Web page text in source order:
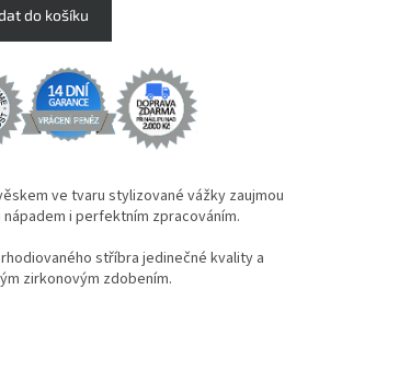
do košíku
ve tvaru stylizované vážky zaujmou
i perfektním zpracováním.
stříbra jedinečné kvality a
zirkonovým zdobením.